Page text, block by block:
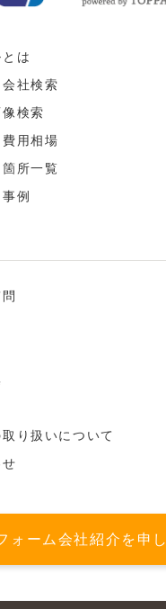
は
社検索
検索
用相場
所一覧
例
り扱いについて
ォーム会社紹介を申